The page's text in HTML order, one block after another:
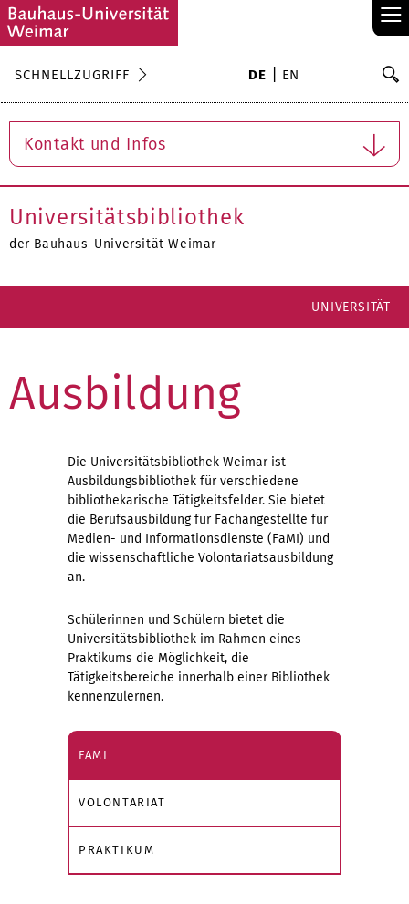
≡
SCHNELLZUGRIFF DE EN
Kontakt und Infos
Universitätsbibliothek
der Bauhaus-Universität Weimar
UNIVERSITÄT
Ausbildung
Die Universitätsbibliothek Weimar ist
Ausbildungsbibliothek für verschiedene
bibliothekarische Tätigkeitsfelder. Sie bietet
die Berufsausbildung für Fachangestellte für
Medien- und Informationsdienste (FaMI) und
die wissenschaftliche Volontariatsausbildung
an.
Schülerinnen und Schülern bietet die
Universitätsbibliothek im Rahmen eines
Praktikums die Möglichkeit, die
Tätigkeitsbereiche innerhalb einer Bibliothek
kennenzulernen.
FAMI
VOLONTARIAT
PRAKTIKUM